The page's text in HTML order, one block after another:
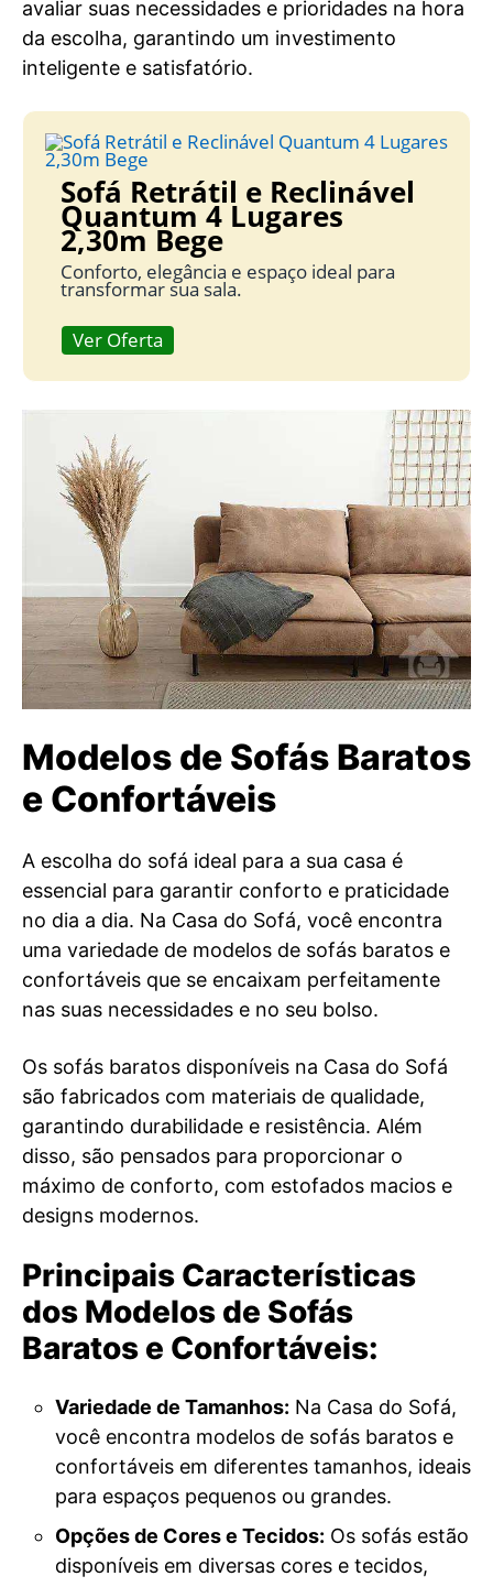
avaliar suas necessidades e prioridades na hora
da escolha, garantindo um investimento
inteligente e satisfatório.
Sofá Retrátil e Reclinável
Quantum 4 Lugares
2,30m Bege
Conforto, elegância e espaço ideal para
transformar sua sala.
Ver Oferta
Modelos de Sofás Baratos
e Confortáveis
A escolha do sofá ideal para a sua casa é
essencial para garantir conforto e praticidade
no dia a dia. Na Casa do Sofá, você encontra
uma variedade de modelos de sofás baratos e
confortáveis que se encaixam perfeitamente
nas suas necessidades e no seu bolso.
Os sofás baratos disponíveis na Casa do Sofá
são fabricados com materiais de qualidade,
garantindo durabilidade e resistência. Além
disso, são pensados para proporcionar o
máximo de conforto, com estofados macios e
designs modernos.
Principais Características
dos Modelos de Sofás
Baratos e Confortáveis:
Variedade de Tamanhos: Na Casa do Sofá,
você encontra modelos de sofás baratos e
confortáveis em diferentes tamanhos, ideais
para espaços pequenos ou grandes.
Opções de Cores e Tecidos: Os sofás estão
disponíveis em diversas cores e tecidos,